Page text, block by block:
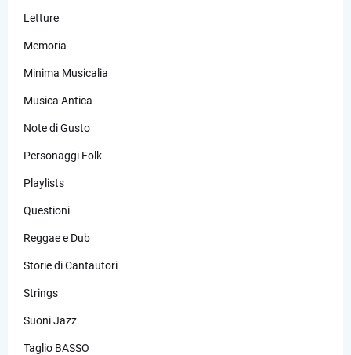
Letture
Memoria
Minima Musicalia
Musica Antica
Note di Gusto
Personaggi Folk
Playlists
Questioni
Reggae e Dub
Storie di Cantautori
Strings
Suoni Jazz
Taglio BASSO